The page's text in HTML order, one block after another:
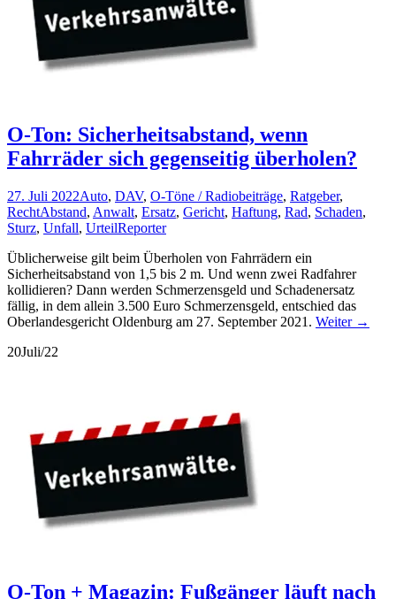
O-Ton: Sicherheitsabstand, wenn
Fahrräder sich gegenseitig überholen?
27. Juli 2022Auto, DAV, O-Töne / Radiobeiträge, Ratgeber,
RechtAbstand, Anwalt, Ersatz, Gericht, Haftung, Rad, Schaden,
Sturz, Unfall, UrteilReporter
Üblicherweise gilt beim Überholen von Fahrrädern ein
Sicherheitsabstand von 1,5 bis 2 m. Und wenn zwei Radfahrer
kollidieren? Dann werden Schmerzensgeld und Schadenersatz
fällig, in dem allein 3.500 Euro Schmerzensgeld, entschied das
Oberlandesgericht Oldenburg am 27. September 2021. Weiter →
20Juli/22
O-Ton + Magazin: Fußgänger läuft nach